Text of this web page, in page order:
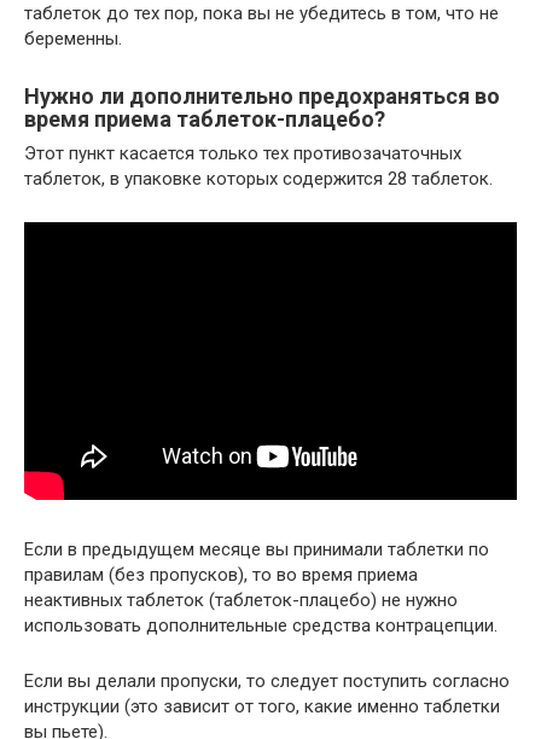
таблеток до тех пор, пока вы не убедитесь в том, что не
беременны.
Нужно ли дополнительно предохраняться во
время приема таблеток-плацебо?
Этот пункт касается только тех противозачаточных
таблеток, в упаковке которых содержится 28 таблеток.
Если в предыдущем месяце вы принимали таблетки по
правилам (без пропусков), то во время приема
неактивных таблеток (таблеток-плацебо) не нужно
использовать дополнительные средства контрацепции.
Если вы делали пропуски, то следует поступить согласно
инструкции (это зависит от того, какие именно таблетки
вы пьете).